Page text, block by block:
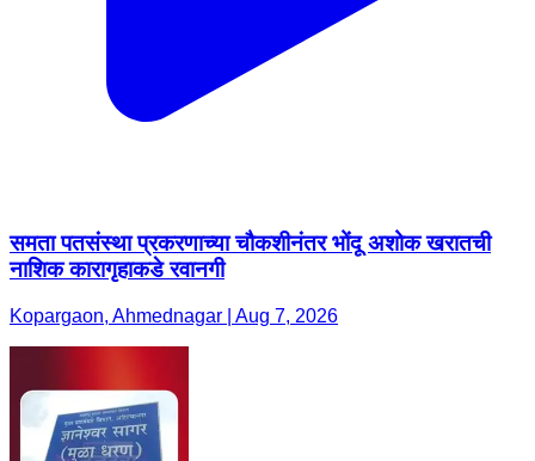
समता पतसंस्था प्रकरणाच्या चौकशीनंतर भोंदू अशोक खरातची
नाशिक कारागृहाकडे रवानगी
Kopargaon, Ahmednagar | Aug 7, 2026